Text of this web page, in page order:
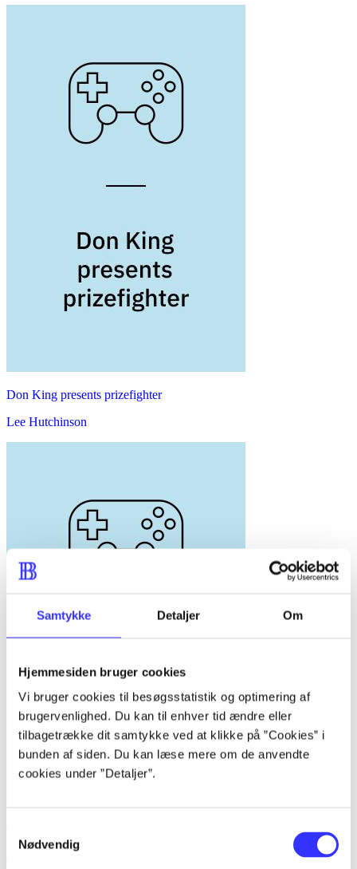
Samtykke Detaljer Om
Hjemmesiden bruger cookies
Vi bruger cookies til besøgsstatistik og optimering af
brugervenlighed. Du kan til enhver tid ændre eller
tilbagetrække dit samtykke ved at klikke på ”Cookies” i
bunden af siden. Du kan læse mere om de anvendte
cookies under ”Detaljer”.
Nødvendig
Don King presents prizefighter
Lee Hutchinson